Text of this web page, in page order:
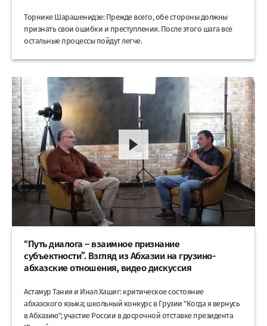
Торнике Шарашенидзе: Прежде всего, обе стороны должны
признать свои ошибки и преступления. После этого шага все
остальные процессы пойдут легче.
“Путь диалога – взаимное признание
субъектности”. Взгляд из Абхазии на грузино-
абхазские отношения, видео дискуссия
Астамур Тания и Инал Хашиг: критическое состояние
абхазского языка; школьный конкурс в Грузии "Когда я вернусь
в Абхазию"; участие России в досрочной отставке президента